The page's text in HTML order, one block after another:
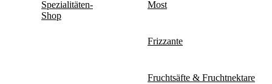
Spezialitäten-
Shop
Most
Frizzante
Fruchtsäfte & Fruchtnektare